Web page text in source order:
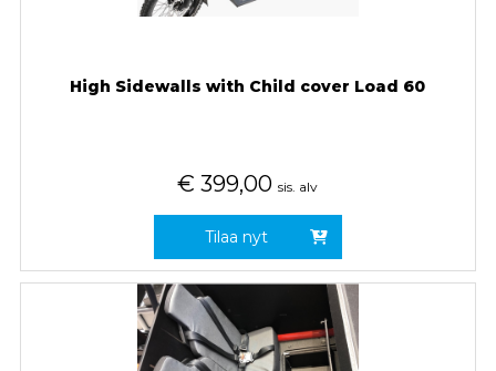
High Sidewalls with Child cover Load 60
€ 399,00 sis. alv
Tilaa nyt